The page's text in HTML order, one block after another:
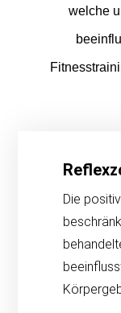
welche
Die